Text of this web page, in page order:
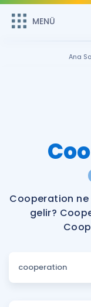
MENÜ
Remzi Hoca ile
MENÜ
Katılımcı
Faydalı
Ücretsiz
Puan
Ana
Cooperation
gelir?